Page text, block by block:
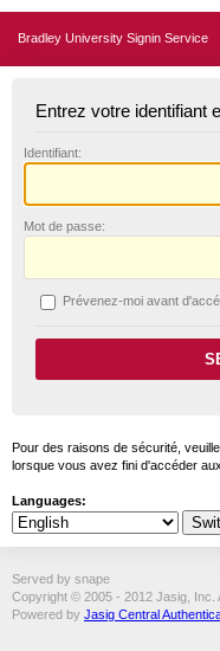
Bradley University Signin Service
Entrez votre identifiant
Identifiant:
Mot de passe:
Prévenez-moi avant
Pour des raisons de sécurité,
lorsque vous avez fini d'accéder
Languages:
Served by snape
Copyright © 2005 - 2012 Jasig, Inc.
Powered by Jasig Central